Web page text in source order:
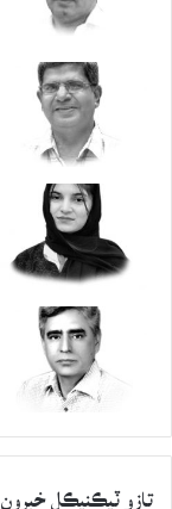
تازو ٽيڪنيڪل خبرون